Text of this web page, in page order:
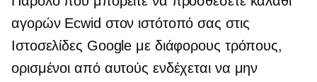
αγορών Ecwid στον ιστότοπό σας στις
Ιστοσελίδες Google με διάφορους τρόπους,
ορισμένοι από αυτούς ενδέχεται να μην